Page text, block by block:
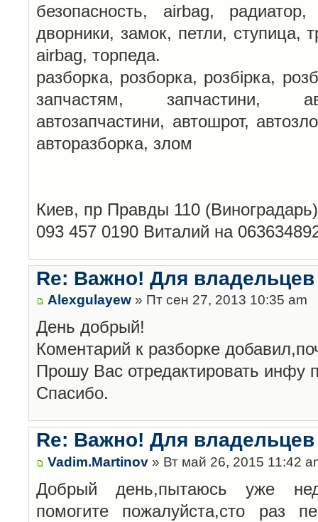
безопасность, airbag,
дворники, замок, петли, ступица,
airbag, торпеда.
разборка, розборка, розбірка,
запчастям, запчастини,
автозапчастини, автошрот,
авторазборка, злом
Киев, пр Правды 110
093 457 0190 Виталий на
Re: Важно! Для владельцев
Alexgulayew » Пт сен 27, 2013 10:35 am
День добрый!
Коментарий к разборке
Прошу Вас отредактировать инфу
Спасибо.
Re: Важно! Для владельцев
Vadim.Martinov » Вт май 26, 2015 11:42
Добрый день,пытаюсь уже
помогите пожалуйста,сто раз